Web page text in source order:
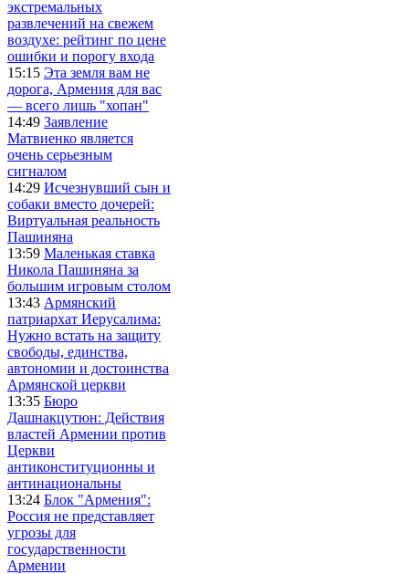
экстремальных
развлечений на свежем
воздухе: рейтинг по цене
ошибки и порогу входа
15:15 Эта земля вам не
дорога, Армения для вас
— всего лишь "хопан"
14:49 Заявление
Матвиенко является
очень серьезным
сигналом
14:29 Исчезнувший сын и
собаки вместо дочерей:
Виртуальная реальность
Пашиняна
13:59 Маленькая ставка
Никола Пашиняна за
большим игровым столом
13:43 Армянский
патриархат Иерусалима:
Нужно встать на защиту
свободы, единства,
автономии и достоинства
Армянской церкви
13:35 Бюро
Дашнакцутюн: Действия
властей Армении против
Церкви
антиконституционны и
антинациональны
13:24 Блок "Армения":
Россия не представляет
угрозы для
государственности
Армении